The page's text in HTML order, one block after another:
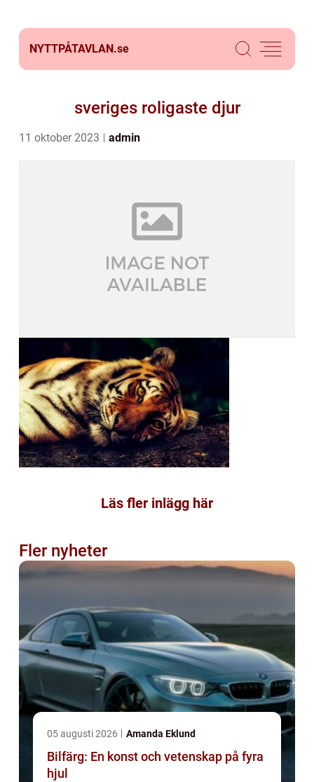
NYTTPÅTAVLAN.se
sveriges roligaste djur
11 oktober 2023 admin
Läs fler inlägg här
Fler nyheter
05 augusti 2026 Amanda Eklund
Bilfärg: En konst och vetenskap på fyra
hjul